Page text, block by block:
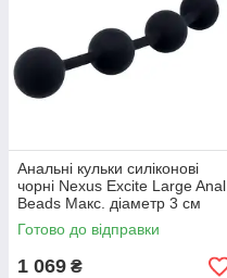
Анальні кульки силіконові
чорні Nexus Excite Large Anal
Beads Макс. діаметр 3 см
Love&Life -online-multimarket-
Готово до відправки
1 069 ₴